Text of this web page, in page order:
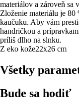
materiálov a zároveň sa
Zloženie materiálu je
kaučuku. Aby vám
handričkou a
príliš dlho na slnku.
Z eko kože22x26 cm
Všetky
Bude sa hodiť